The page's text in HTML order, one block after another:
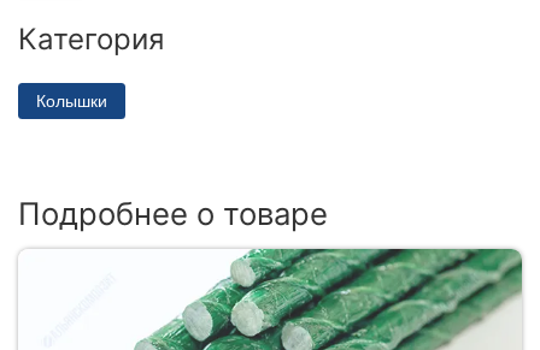
Категория
Колышки
Подробнее о товаре